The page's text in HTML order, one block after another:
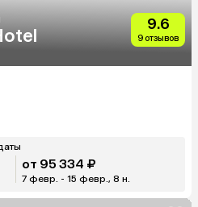
9.6
9 отзывов
от 95 334 ₽
7 февр. - 15 февр., 8 н.